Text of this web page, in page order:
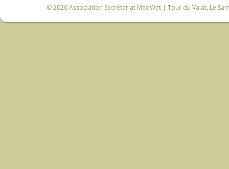
© 2026Association Secrétariat MedWet | Tour du Valat, Le